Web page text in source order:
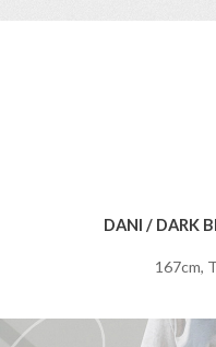
DANI / DARK
167cm,